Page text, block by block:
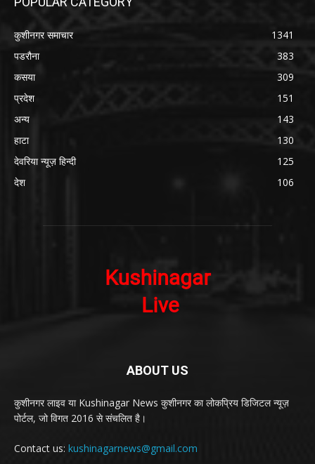
कुशीनगर समाचार
1341
पडरौना
383
कसया
309
प्रदेश
151
अन्य
143
हाटा
130
देवरिया न्यूज़ हिन्दी
125
देश
106
ABOUT US
कुशीनगर लाइव या Kushinagar News कुशीनगर का लोकप्रिय डिजिटल न्यूज़
पोर्टल, जो विगत 2016 से संचलित है।
Contact us: kushinagarnews@gmail.com